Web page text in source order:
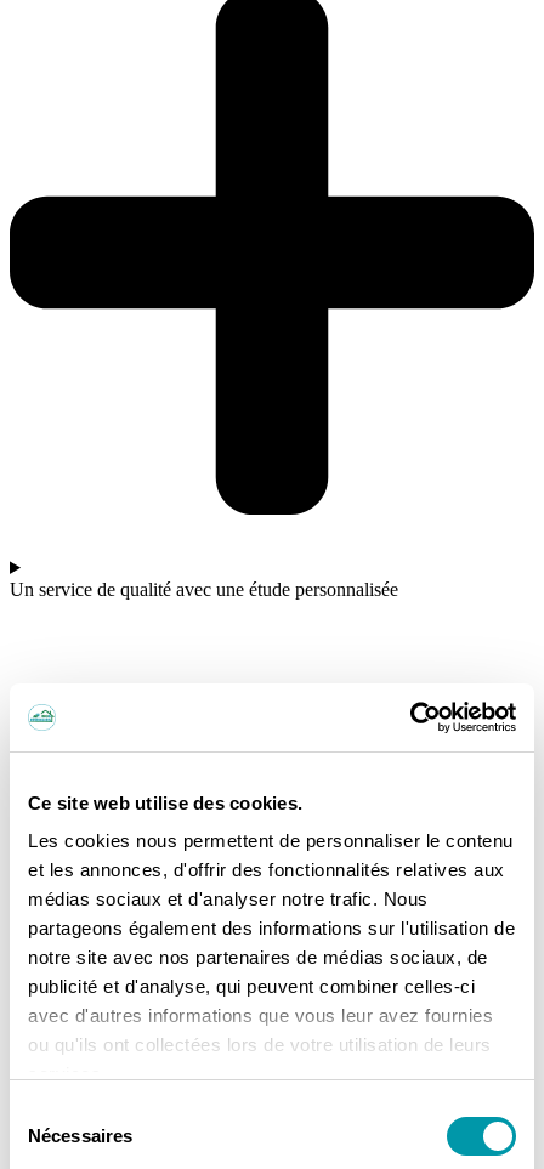
Ce site web utilise des cookies.
Les cookies nous permettent de personnaliser le contenu
et les annonces, d'offrir des fonctionnalités relatives aux
médias sociaux et d'analyser notre trafic. Nous
partageons également des informations sur l'utilisation de
notre site avec nos partenaires de médias sociaux, de
publicité et d'analyse, qui peuvent combiner celles-ci
avec d'autres informations que vous leur avez fournies
ou qu'ils ont collectées lors de votre utilisation de leurs
Nécessaires
Un service de qualité avec une étude personnalisée